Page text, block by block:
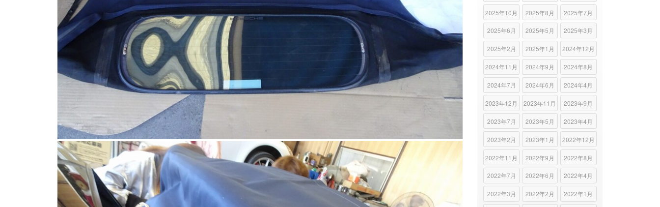
2025年10月 2025年8月 2025年7月
2025年6月 2025年5月 2025年3月
2025年2月 2025年1月 2024年12月
2024年11月 2024年9月 2024年8月
2024年7月 2024年6月 2024年4月
2023年12月 2023年11月 2023年9月
2023年7月 2023年5月 2023年4月
2023年2月 2023年1月 2022年12月
2022年11月 2022年9月 2022年8月
2022年7月 2022年6月 2022年4月
2022年3月 2022年2月 2022年1月